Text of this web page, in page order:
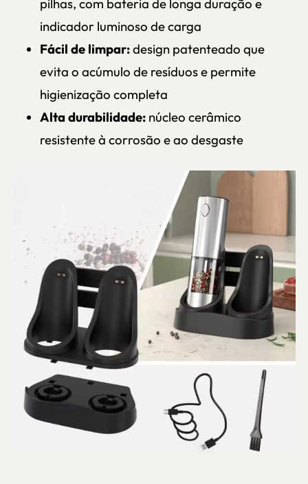
pilhas, com bateria de longa duração e
indicador luminoso de carga
Fácil de limpar:design patenteado que
evita o acúmulo de resíduos e permite
higienização completa
Alta durabilidade:núcleo cerâmico
resistente à corrosão e ao desgaste